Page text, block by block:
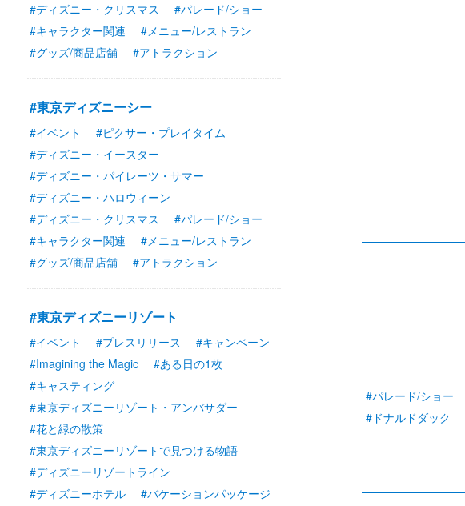
#パレード/ショー
#ドナルドダック
#ディズニー・クリスマス
#パレード/ショー
#キャラクター関連
#メニュー/レストラン
#グッズ/商品店舗
#アトラクション
#東京ディズニーシー
#イベント
#ピクサー・プレイタイム
#ディズニー・イースター
#ディズニー・パイレーツ・サマー
#ディズニー・ハロウィーン
#ディズニー・クリスマス
#パレード/ショー
#キャラクター関連
#メニュー/レストラン
#グッズ/商品店舗
#アトラクション
#東京ディズニーリゾート
#イベント #プレスリリース
#キャンペーン
#Imagining the Magic
#ある日の1枚
#キャスティング
#東京ディズニーリゾート・アンバサダー
#花と緑の散策
#東京ディズニーリゾートで見つける物語
#ディズニーリゾートライン
#ディズニーホテル
#バケーションパッケージ